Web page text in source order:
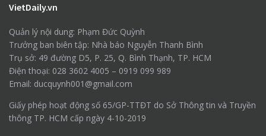
VietDaily.vn
Quản lý nội dung: Phạm Đức Quỳnh
Trưởng ban biên tập: Nhà báo Nguyễn Thanh Bình
Trụ sở: 49 đường D5, P. 25, Q. Bình Thạnh, TP. HCM
Điện thoại: 028 3602 4005 – 0919 099 989
Email: ducquynh001@gmail.com
Giấy phép hoạt động số 65/GP-TTĐT do Sở Thông tin và Truyền
thông TP. HCM cấp ngày 4-10-2019